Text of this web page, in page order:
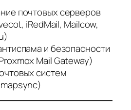
почтовых серверов
iRedMail, Mailcow,
и безопасности
Mail Gateway)
систем